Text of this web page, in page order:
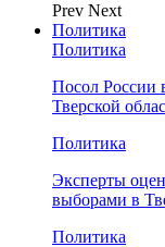
Prev Next
Политика
Политика
Посол России
Тверской
Политика
Эксперты
выборами в
Политика